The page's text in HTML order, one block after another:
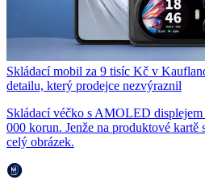
Skládací mobil za 9 tisíc Kč v
detailu, který prodejce nezvýraznil
Skládací véčko s AMOLED
000 korun. Jenže na produktové kartě
celý obrázek.